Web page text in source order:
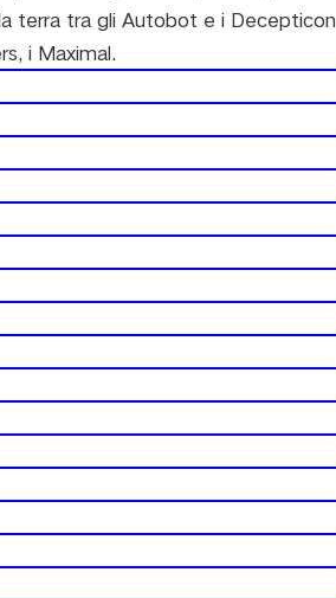
terra tra gli Autobot e i Decepticon
i Maximal.